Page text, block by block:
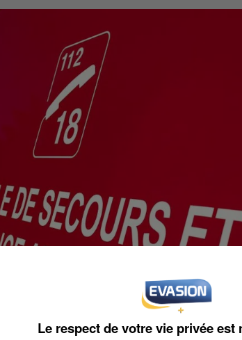
Le respect de votre vie privée est